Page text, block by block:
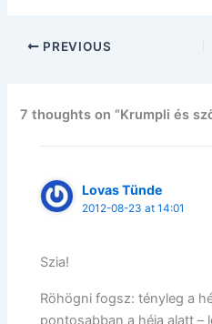
PREVIOUS
7 thoughts on “Krumpli és
Lovas Tünde
2012-08-23 at 14:01
Szia!
Röhögni fogsz: tényleg a
pontosabban a héja alatt –